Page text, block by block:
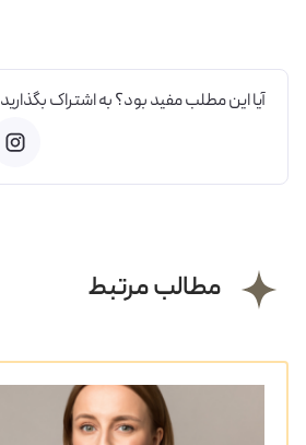
آیا این مطلب مفید بود؟ به اشتراک بگذارید
مطالب مرتبط